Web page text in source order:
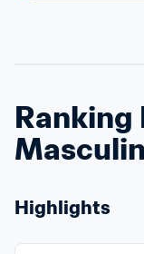
Highlights